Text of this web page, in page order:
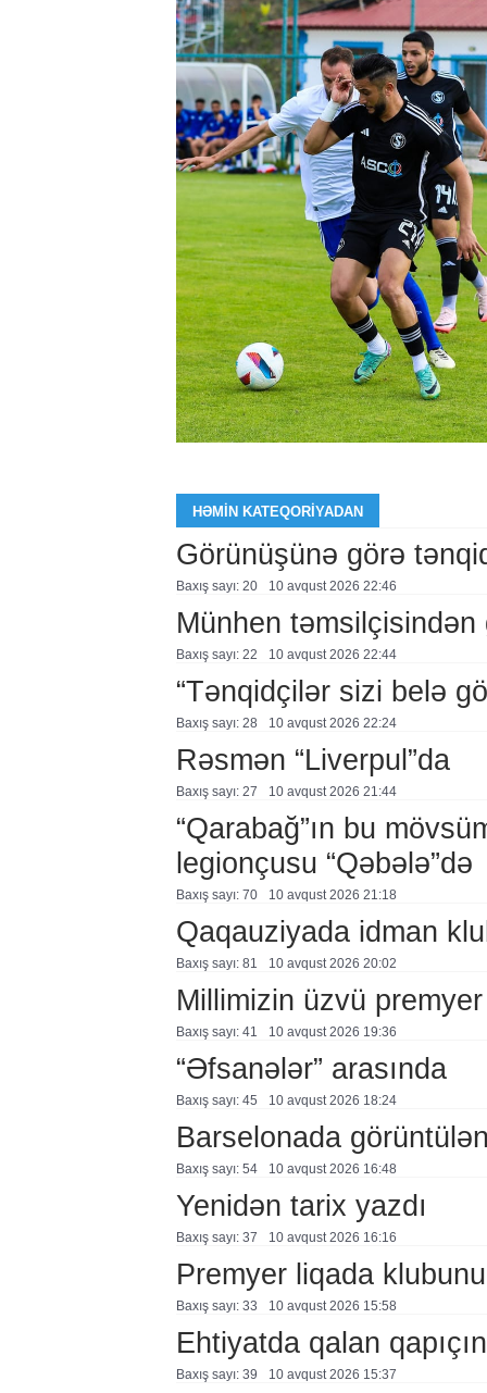
HƏMIN KATEQORIYADAN
Görünüşünə görə
Baxış sayı: 20 10 avqust 2026 22:46
Münhen təmsilçisindən
Baxış sayı: 22 10 avqust 2026 22:44
“Tənqidçilər sizi belə
Baxış sayı: 28 10 avqust 2026 22:24
Rəsmən “Liverpul”da
Baxış sayı: 27 10 avqust 2026 21:44
“Qarabağ”ın bu
legionçusu “Qəbələ”də
Baxış sayı: 70 10 avqust 2026 21:18
Qaqauziyada idman
Baxış sayı: 81 10 avqust 2026 20:02
Millimizin üzvü
Baxış sayı: 41 10 avqust 2026 19:36
“Əfsanələr” arasında
Baxış sayı: 45 10 avqust 2026 18:24
Barselonada
Baxış sayı: 54 10 avqust 2026 16:48
Yenidən tarix yazdı
Baxış sayı: 37 10 avqust 2026 16:16
Premyer liqada
Baxış sayı: 33 10 avqust 2026 15:58
Ehtiyatda qalan
Baxış sayı: 39 10 avqust 2026 15:37